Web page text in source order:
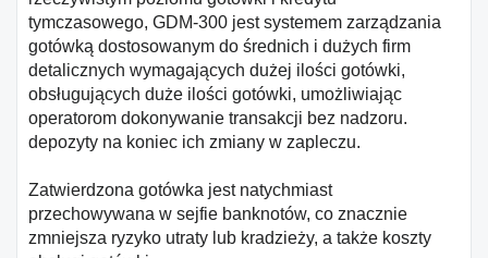
tymczasowego, GDM-300 jest systemem zarządzania
gotówką dostosowanym do średnich i dużych firm
detalicznych wymagających dużej ilości gotówki,
obsługujących duże ilości gotówki, umożliwiając
operatorom dokonywanie transakcji bez nadzoru.
depozyty na koniec ich zmiany w zapleczu.
Zatwierdzona gotówka jest natychmiast
przechowywana w sejfie banknotów, co znacznie
zmniejsza ryzyko utraty lub kradzieży, a także koszty